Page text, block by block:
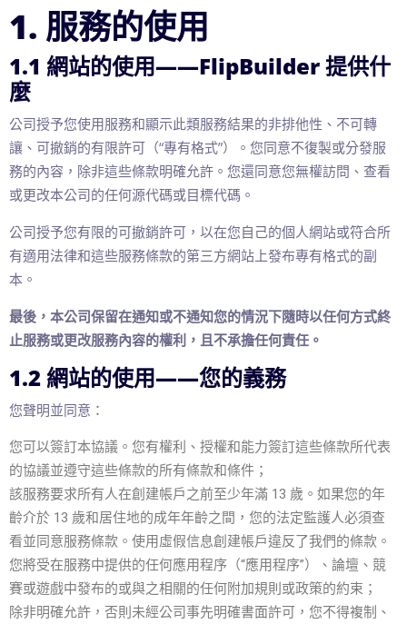
1. 服務的使用
1.1 網站的使用——FlipBuilder 提供什
麼
公司授予您使用服務和顯示此類服務結果的非排他性、不可轉
讓、可撤銷的有限許可（“專有格式”）。您同意不復製或分發服
務的內容，除非這些條款明確允許。您還同意您無權訪問、查看
或更改本公司的任何源代碼或目標代碼。
公司授予您有限的可撤銷許可，以在您自己的個人網站或符合所
有適用法律和這些服務條款的第三方網站上發布專有格式的副
本。
最後，本公司保留在通知或不通知您的情況下隨時以任何方式終
止服務或更改服務內容的權利，且不承擔任何責任。
1.2 網站的使用——您的義務
您聲明並同意：
您可以簽訂本協議。您有權利、授權和能力簽訂這些條款所代表
的協議並遵守這些條款的所有條款和條件；
該服務要求所有人在創建帳戶之前至少年滿 13 歲。如果您的年
齡介於 13 歲和居住地的成年年齡之間，您的法定監護人必須查
看並同意服務條款。使用虛假信息創建帳戶違反了我們的條款。
您將受在服務中提供的任何應用程序（“應用程序”）、論壇、競
賽或遊戲中發布的或與之相關的任何附加規則或政策的約束；
除非明確允許，否則未經公司事先明確書面許可，您不得複制、